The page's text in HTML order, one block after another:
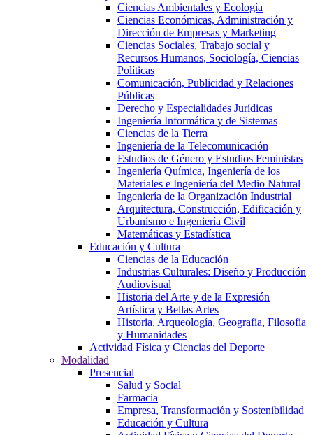
Ciencias Ambientales y Ecología
Ciencias Económicas, Administración y
Dirección de Empresas y Marketing
Ciencias Sociales, Trabajo social y
Recursos Humanos, Sociología, Ciencias
Políticas
Comunicación, Publicidad y Relaciones
Públicas
Derecho y Especialidades Jurídicas
Ingeniería Informática y de Sistemas
Ciencias de la Tierra
Ingeniería de la Telecomunicación
Estudios de Género y Estudios Feministas
Ingeniería Química, Ingeniería de los
Materiales e Ingeniería del Medio Natural
Ingeniería de la Organización Industrial
Arquitectura, Construcción, Edificación y
Urbanismo e Ingeniería Civil
Matemáticas y Estadística
Educación y Cultura
Ciencias de la Educación
Industrias Culturales: Diseño y Producción
Audiovisual
Historia del Arte y de la Expresión
Artística y Bellas Artes
Historia, Arqueología, Geografía, Filosofía
y Humanidades
Actividad Física y Ciencias del Deporte
Modalidad
Presencial
Salud y Social
Farmacia
Empresa, Transformación y Sostenibilidad
Educación y Cultura